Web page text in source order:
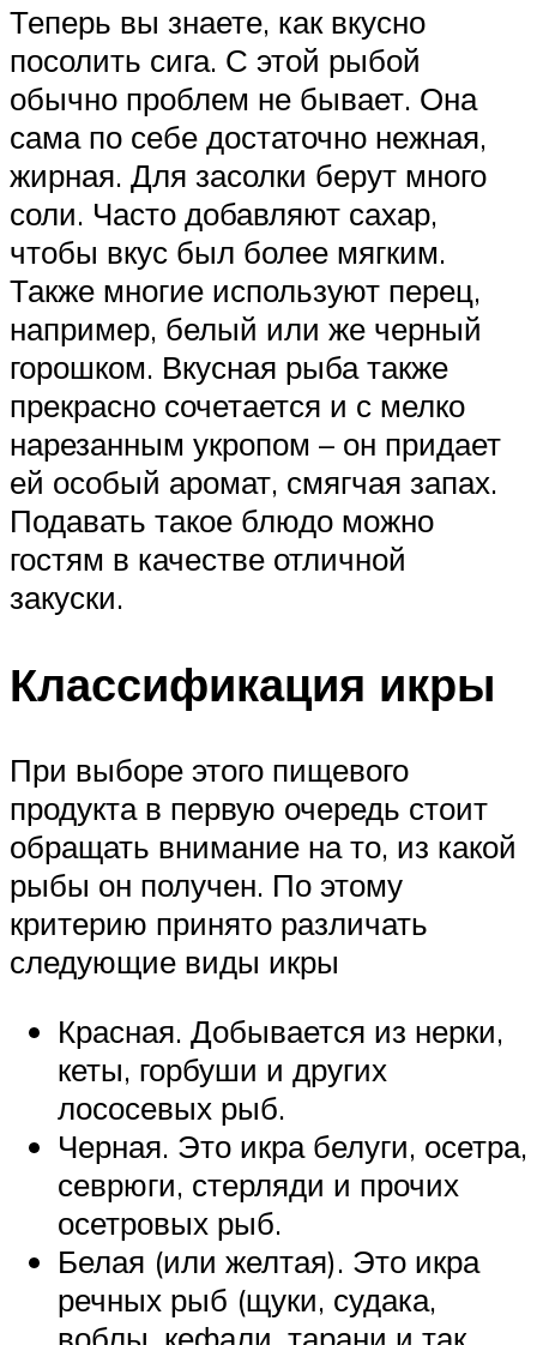
Теперь вы знаете, как вкусно
посолить сига. С этой рыбой
обычно проблем не бывает. Она
сама по себе достаточно нежная,
жирная. Для засолки берут много
соли. Часто добавляют сахар,
чтобы вкус был более мягким.
Также многие используют перец,
например, белый или же черный
горошком. Вкусная рыба также
прекрасно сочетается и с мелко
нарезанным укропом – он придает
ей особый аромат, смягчая запах.
Подавать такое блюдо можно
гостям в качестве отличной
закуски.
Классификация икры
При выборе этого пищевого
продукта в первую очередь стоит
обращать внимание на то, из какой
рыбы он получен. По этому
критерию принято различать
следующие виды икры
Красная. Добывается из нерки,
кеты, горбуши и других
лососевых рыб.
Черная. Это икра белуги, осетра,
севрюги, стерляди и прочих
осетровых рыб.
Белая (или желтая). Это икра
речных рыб (щуки, судака,